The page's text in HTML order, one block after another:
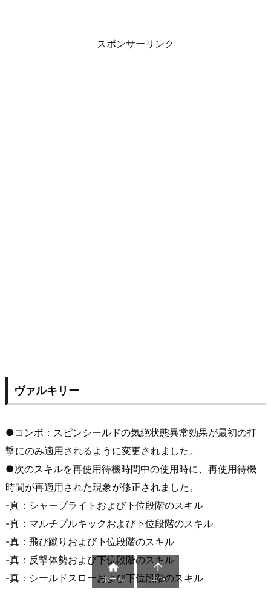
スポンサーリンク
ヴァルキリー
●コンボ：スピンシールドの気絶状態異常効果が最初の打
撃にのみ適用されるように変更されました。
●次のスキルを再使用待機時間中の使用時に、再使用待機
時間が再適用された現象が修正されました。
-真：シャープライトおよび下位段階のスキル
-真：マルチプルキックおよび下位段階のスキル
-真：飛び蹴りおよび下位段階のスキル
-真：反撃体勢および下位段階のスキル
-真：シールドスローおよび下位段階のスキル

ホーム

上へ